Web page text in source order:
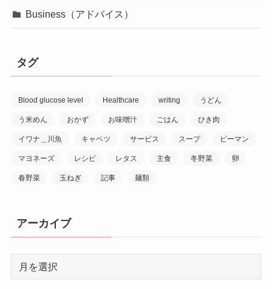
Business（アドバイス）
タグ
Blood glucose level Healthcare writing うどん
う米めん おかず お味噌汁 ごはん ひき肉
イワナ＿川魚 キャベツ サービス スープ ピーマン
マヨネーズ レシピ レタス 主食 冬野菜 卵
春野菜 玉ねぎ 記事 麺類
アーカイブ